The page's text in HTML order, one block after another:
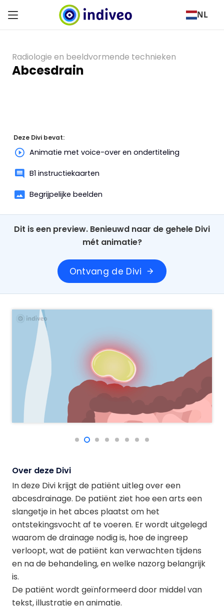
NL
Radiologie en beeldvormende technieken
Abcesdrain
Deze Divi bevat:
Animatie met voice-over en ondertiteling
B1 instructiekaarten
Begrijpelijke beelden
Dit is een preview. Benieuwd naar de gehele Divi
mét animatie?
Ontvang de Divi arrow_forward
Over deze Divi
In deze Divi krijgt de patiënt uitleg over een
abcesdrainage. De patiënt ziet hoe een arts een
slangetje in het abces plaatst om het
ontstekingsvocht af te voeren. Er wordt uitgelegd
waarom de drainage nodig is, hoe de ingreep
verloopt, wat de patiënt kan verwachten tijdens
en na de behandeling, en welke nazorg belangrijk
is.
De patiënt wordt geïnformeerd door middel van
tekst, illustratie en animatie.